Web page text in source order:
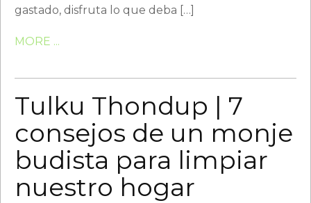
gastado, disfruta lo que deba […]
MORE ...
Tulku Thondup | 7
consejos de un monje
budista para limpiar
nuestro hogar